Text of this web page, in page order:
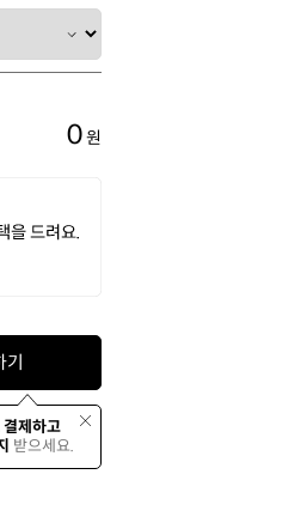
0원
기
결제하고
받으세요.